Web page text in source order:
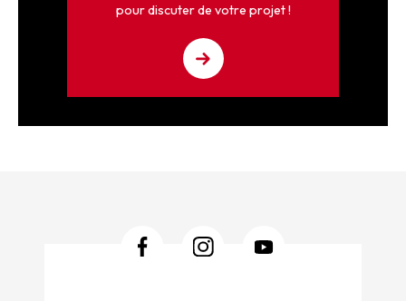
pour discuter de votre projet !